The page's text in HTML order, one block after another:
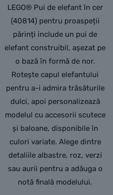
LEGO® Pui de elefant în cer
(40814) pentru proaspeții
părinți include un pui de
elefant construibil, așezat pe
o bază în formă de nor.
Rotește capul elefantului
pentru a-i admira trăsăturile
dulci, apoi personalizează
modelul cu accesorii scutece
și baloane, disponibile în
culori variate. Alege dintre
detaliile albastre, roz, verzi
sau aurii pentru a adăuga o
notă finală modelului.